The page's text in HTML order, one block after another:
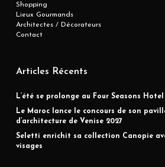
Shopping
Lieux Gourmands
Architectes / Décorateurs
Contact
Articles Récents
L’été se prolonge au Four Seasons
Le Maroc lance le concours de son
d’architecture de Venise 2027
Seletti enrichit sa collection Canopie
visages